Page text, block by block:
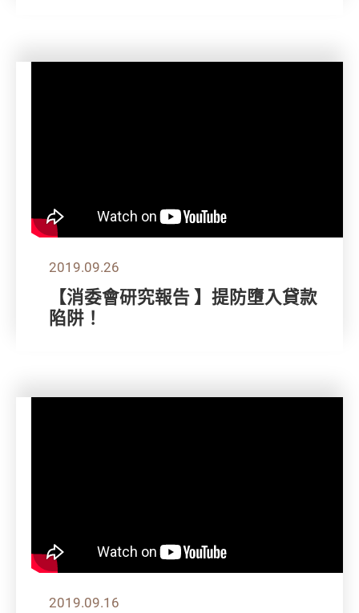
2019.09.26
【消委會研究報告 】提防墮入貸款
陷阱！
2019.09.16